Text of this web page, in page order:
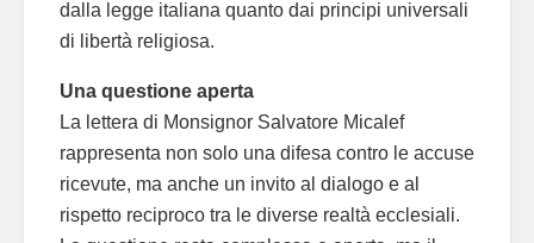
dalla legge italiana quanto dai principi universali
di libertà religiosa.
Una questione aperta
La lettera di Monsignor Salvatore Micalef
rappresenta non solo una difesa contro le accuse
ricevute, ma anche un invito al dialogo e al
rispetto reciproco tra le diverse realtà ecclesiali.